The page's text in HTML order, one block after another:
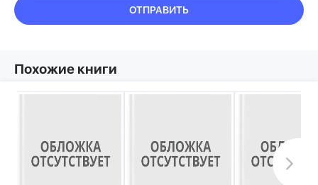
ОТПРАВИТЬ
Похожие книги